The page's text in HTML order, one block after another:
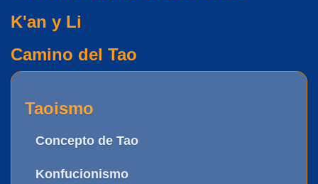
K'an y Li
Camino del Tao
Taoismo
Concepto de Tao
Konfucionismo